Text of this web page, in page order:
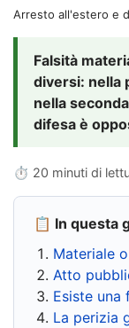
Arresto all'estero e
Falsità
diversi: nella
nella
difesa è
⏱ 20 minuti di
📋 In questa
Materiale
Atto
Esiste una
La perizia